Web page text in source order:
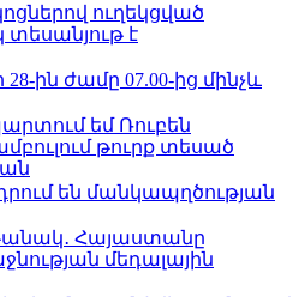
ուղեկցված
տեսանյութ է
28-ին ժամը 07.00-ից մինչև
եմ Ռուբեն
թուրք տեսած
են մանկապղծության
Հայաստանը
մեդալային